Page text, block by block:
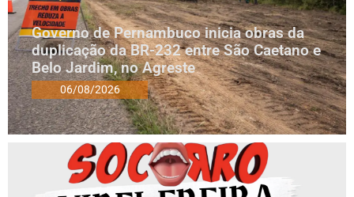
Governo de Pernambuco inicia obras da
duplicação da BR-232 entre São Caetano e
Belo Jardim, no Agreste
06/08/2026